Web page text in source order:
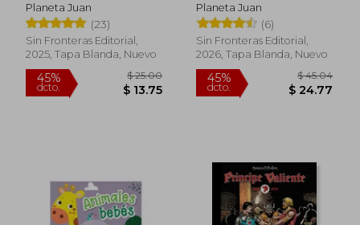
Planeta Juan
(23)
Sin Fronteras Editorial,
2025, Tapa Blanda, Nuevo
dcto. $ 13.75
Rápido Planeta Juan
(6)
Sin Fronteras Editorial,
2026, Tapa Blanda, Nuevo
45%
dcto.